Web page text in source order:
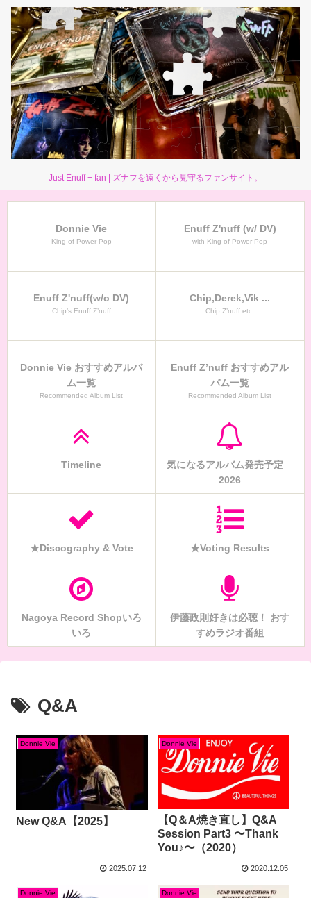
Just Enuff + fan | ズナフを遠くから見守るファンサイト。
Donnie Vie
King of Power Pop
Enuff Z'nuff (w/ DV)
with King of Power Pop
Enuff Z'nuff(w/o DV)
Chip’s Enuff Z’nuff
Chip,Derek,Vik ...
Chip Z’nuff etc.
Donnie Vie おすすめアルバ
ム一覧
Recommended Album List
Enuff Z’nuff おすすめアル
バム一覧
Recommended Album List
Timeline
気になるアルバム発売予定
2026
★Discography & Vote ★Voting Results
Nagoya Record Shopいろ
いろ
伊藤政則好きは必聴！ おす
すめラジオ番組
Q&A
Donnie Vie
New Q&A【2025】
2025.07.12
Donnie Vie
【Q＆A焼き直し】Q&A
Session Part3 〜Thank
You♪〜（2020）
2020.12.05
Donnie Vie Donnie Vie